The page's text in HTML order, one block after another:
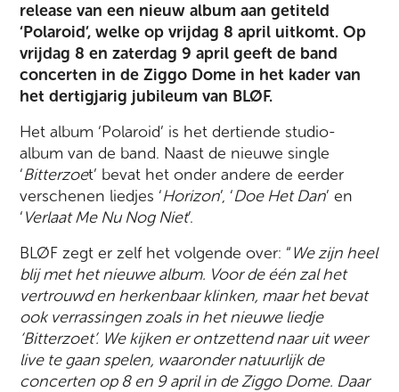
release van een nieuw album aan getiteld
‘Polaroid’, welke op vrijdag 8 april uitkomt. Op
vrijdag 8 en zaterdag 9 april geeft de band
concerten in de Ziggo Dome in het kader van
het dertigjarig jubileum van BLØF.
Het album ‘Polaroid’ is het dertiende studio-
album van de band. Naast de nieuwe single
‘Bitterzoet’ bevat het onder andere de eerder
verschenen liedjes ‘Horizon’, ‘Doe Het Dan’ en
‘Verlaat Me Nu Nog Niet’.
BLØF zegt er zelf het volgende over: “We zijn heel
blij met het nieuwe album. Voor de één zal het
vertrouwd en herkenbaar klinken, maar het bevat
ook verrassingen zoals in het nieuwe liedje
‘Bitterzoet’. We kijken er ontzettend naar uit weer
live te gaan spelen, waaronder natuurlijk de
concerten op 8 en 9 april in de Ziggo Dome. Daar